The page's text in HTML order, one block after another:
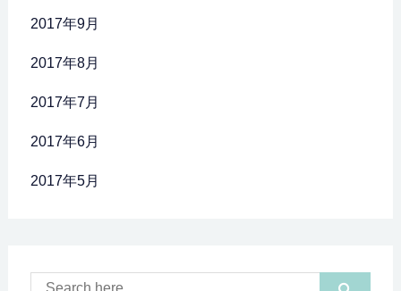
2017年9月
2017年8月
2017年7月
2017年6月
2017年5月